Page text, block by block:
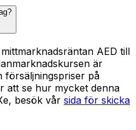
AED till
försäljningspriser på
att se hur mycket denna
besök vår sida för skicka